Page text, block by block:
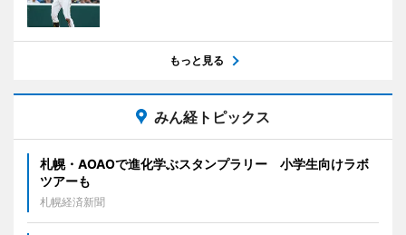
もっと見る
みん経トピックス
札幌・AOAOで進化学ぶスタンプラリー 小学生向けラボ
ツアーも
札幌経済新聞